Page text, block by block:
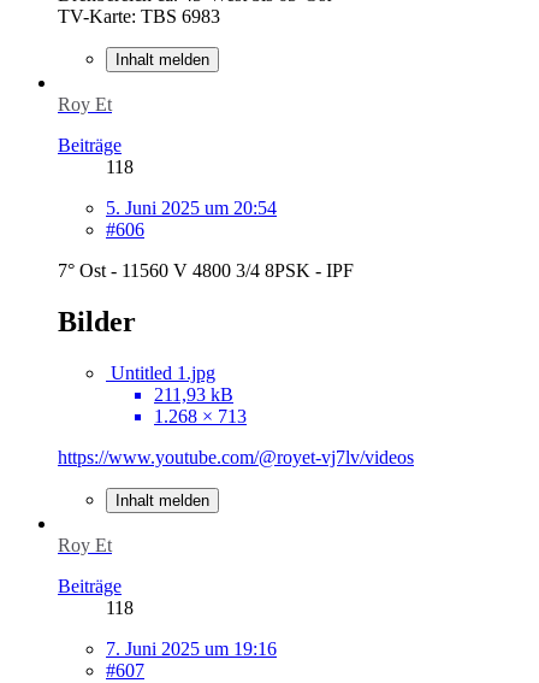
TV-Karte: TBS 6983
Inhalt melden
Roy Et
Beiträge
118
5. Juni 2025 um 20:54
#606
7° Ost - 11560 V 4800 3/4 8PSK - IPF
Bilder
Untitled 1.jpg
211,93 kB
1.268 × 713
https://www.youtube.com/@royet-vj7lv/videos
Inhalt melden
Roy Et
Beiträge
118
7. Juni 2025 um 19:16
#607